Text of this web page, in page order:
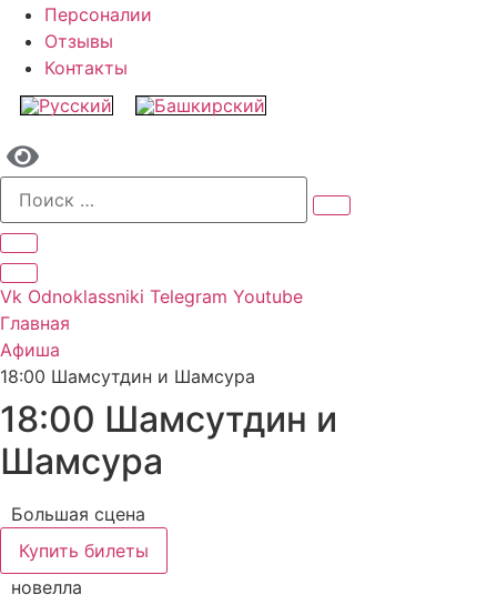
Персоналии
Отзывы
Контакты
Vk Odnoklassniki Telegram Youtube
Главная
Афиша
18:00 Шамсутдин и Шамсура
18:00 Шамсутдин и
Шамсура
Большая сцена
Купить билеты
новелла